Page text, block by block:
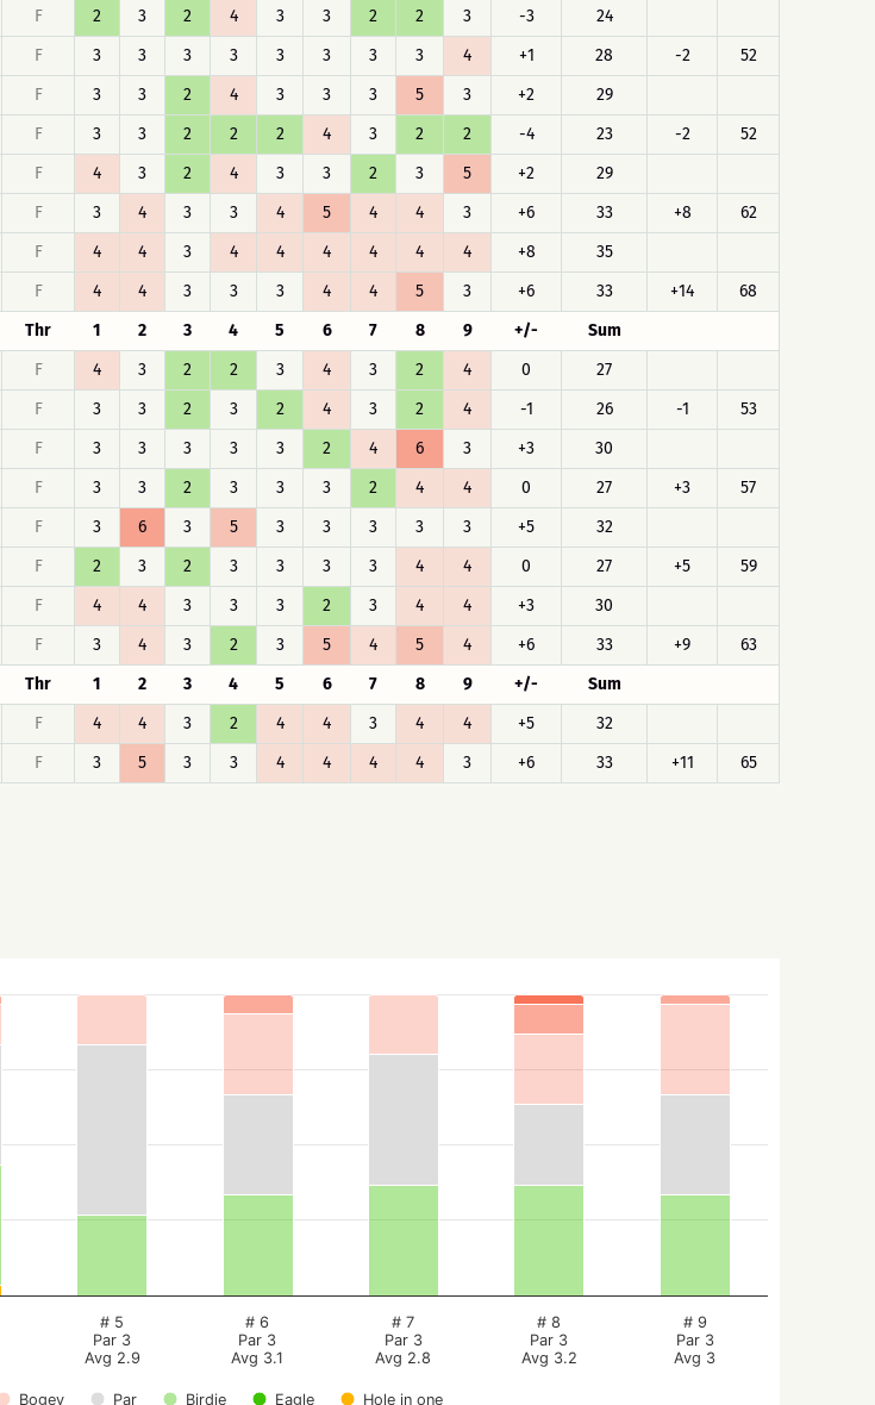
F 2 3 2 4 3 3 2 2 3 -3
24
F 3 3 3 3 3 3 3 3 4 +1 28 -2
52
F 3 3 2 4 3 3 3 5 3 +2
29
F 3 3 2 2 2 4 3 2 2 -4 23 -2
52
F 4 3 2 4 3 3 2 3 5 +2
29
F 3 4 3 3 4 5 4 4 3 +6 33 +8
62
F 4 4 3 4 4 4 4 4 4 +8
35
F 4 4 3 3 3 4 4 5 3 +6 33 +14
68
Thr 1 2 3 4 5 6 7 8 9 +/-
Sum
F 4 3 2 2 3 4 3 2 4 0
27
F 3 3 2 3 2 4 3 2 4 -1 26 -1
53
F 3 3 3 3 3 2 4 6 3 +3
30
F 3 3 2 3 3 3 2 4 4 0 27 +3
57
F 3 6 3 5 3 3 3 3 3 +5
32
F 2 3 2 3 3 3 3 4 4 0 27 +5
59
F 4 4 3 3 3 2 3 4 4 +3
30
F 3 4 3 2 3 5 4 5 4 +6 33 +9
63
Thr 1 2 3 4 5 6 7 8 9 +/-
Sum
F 4 4 3 2 4 4 3 4 4 +5
32
F 3 5 3 3 4 4 4 4 3 +6 33 +11 65
Bogey Par Birdie Eagle Hole in one
# 5
Par 3
Avg 2.9
# 6
Par 3
Avg 3.1
# 7
Par 3
Avg 2.8
# 8
Par 3
Avg 3.2
# 9
Par 3
Avg 3